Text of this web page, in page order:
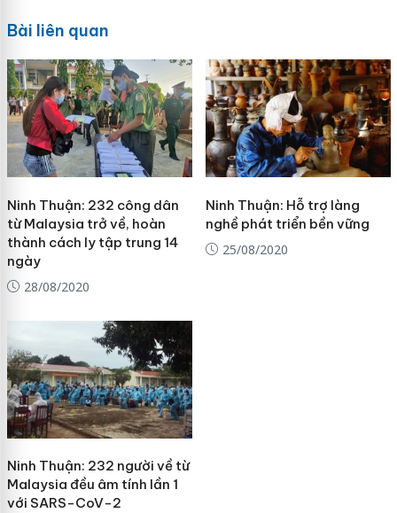
Bài liên quan
Ninh Thuận: 232 công dân
từ Malaysia trở về, hoàn
thành cách ly tập trung 14
ngày
28/08/2020
Ninh Thuận: Hỗ trợ làng
nghề phát triển bền vững
25/08/2020
Ninh Thuận: 232 người về từ
Malaysia đều âm tính lần 1
với SARS-CoV-2